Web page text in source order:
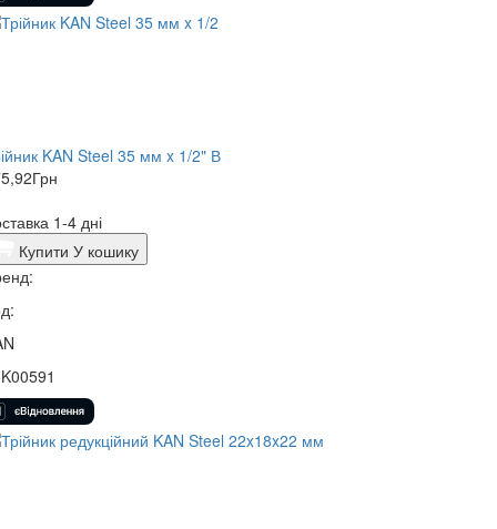
KAN Steel 35 мм x 1/2" В
Грн
1-4 дні
Купити У кошику